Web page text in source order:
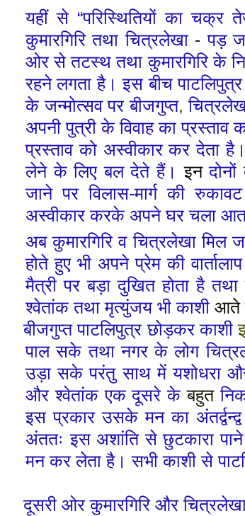
यहीं से “परिस्थितियोंकाचक्र
कुमारगिरि तथा चित्रलेखा -पड़
ओर सेतटस्थतथा कुमारगिरि के
रहने लगता है। इस बीच
के जन्मोत्सव पर बीजगुप्त,
अपनी पुत्री के विवाह का प्रस्ताव
प्रस्ताव को अस्वीकार कर देता है।
लेने के लिएबल देतेहैं। इन
जाने पर विलास-मार्ग की
अस्वीकार करके अपने घर चला
अब कुमारगिरि व चित्रलेखा मिल
होते हुए भी अपने प्रेम की
मैत्री पर बड़ा दुखित होता है
श्वेतांक तथा मृत्युंजय भी काशी आते
बीजगुप्तपाटलिपुत्रछोड़कर काशी
पाल सके तथा नगर के लोग
उड़ा सके परंतु साथ में यशोधरा
औरश्वेतांकएक दूसरे केबहुत
इस प्रकार उसके मन का
अंततः इस अशांति से छुटकारा
मन करलेताहै। सभी काशी से
दूसरी ओर कुमारगिरि और